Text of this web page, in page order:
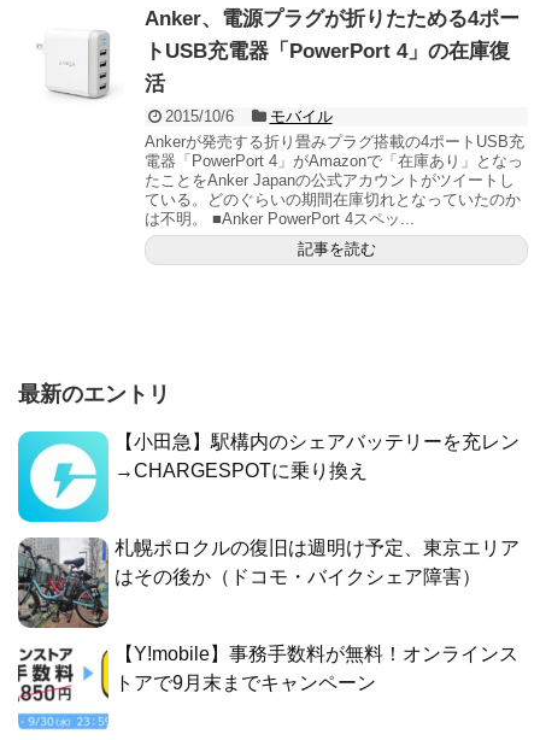
Anker、電源プラグが折りたためる4ポー
トUSB充電器「PowerPort 4」の在庫復
活
2015/10/6
モバイル
Ankerが発売する折り畳みプラグ搭載の4ポートUSB充
電器「PowerPort 4」がAmazonで「在庫あり」となっ
たことをAnker Japanの公式アカウントがツイートし
ている。どのぐらいの期間在庫切れとなっていたのか
は不明。 ■Anker PowerPort 4スペッ...
記事を読む
最新のエントリ
【小田急】駅構内のシェアバッテリーを充レン
→CHARGESPOTに乗り換え
札幌ポロクルの復旧は週明け予定、東京エリア
はその後か（ドコモ・バイクシェア障害）
【Y!mobile】事務手数料が無料！オンラインス
トアで9月末までキャンペーン